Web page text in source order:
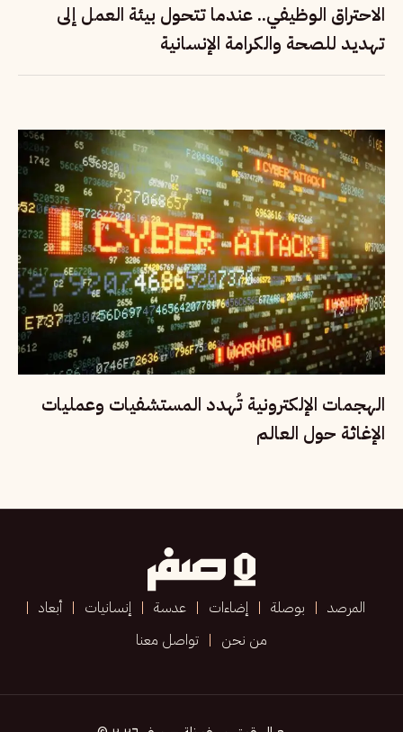
الاحتراق الوظيفي.. عندما تتحول بيئة العمل إلى
تهديد للصحة والكرامة الإنسانية
الهجمات الإلكترونية تُهدد المستشفيات وعمليات
الإغاثة حول العالم
المرصد بوصلة إضاءات عدسة إنسانيات
أبعاد
من نحن
تواصل معنا